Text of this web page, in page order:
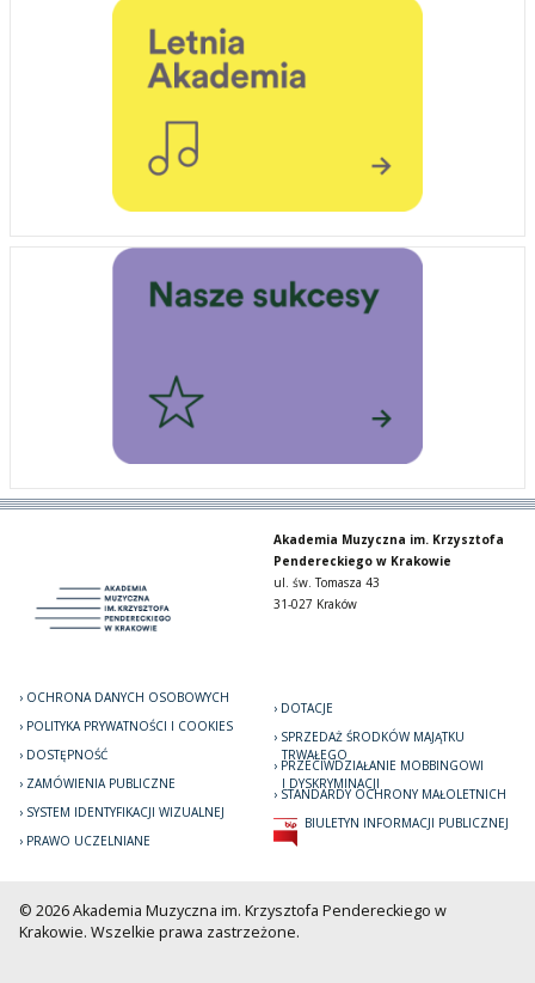
Akademia Muzyczna im. Krzysztofa
Pendereckiego w Krakowie
ul. św. Tomasza 43
31-027 Kraków
OCHRONA DANYCH OSOBOWYCH
POLITYKA PRYWATNOŚCI I COOKIES
DOSTĘPNOŚĆ
ZAMÓWIENIA PUBLICZNE
SYSTEM IDENTYFIKACJI WIZUALNEJ
PRAWO UCZELNIANE
DOTACJE
SPRZEDAŻ ŚRODKÓW MAJĄTKU
TRWAŁEGO
PRZECIWDZIAŁANIE MOBBINGOWI
I DYSKRYMINACJI
STANDARDY OCHRONY MAŁOLETNICH
BIULETYN INFORMACJI PUBLICZNEJ
© 2026 Akademia Muzyczna im. Krzysztofa Pendereckiego w
Krakowie. Wszelkie prawa zastrzeżone.